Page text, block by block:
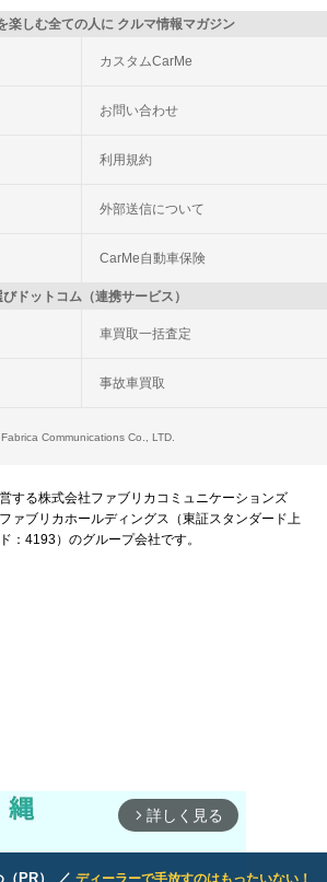
（PR） ／ ディーラーで手放すのはもったいない！
楽しむ全ての人に クルマ情報マガジン
カスタムCarMe
お問い合わせ
利用規約
外部送信について
CarMe自動車保険
ドットコム（連携サービス）
車買取一括査定
事故車買取
Communications Co., LTD.
する株式会社ファブリカコミュニケーションズ
ァブリカホールディングス（東証スタンダード上
4193）のグループ会社です。
arrow_forward_ios 詳しく見る